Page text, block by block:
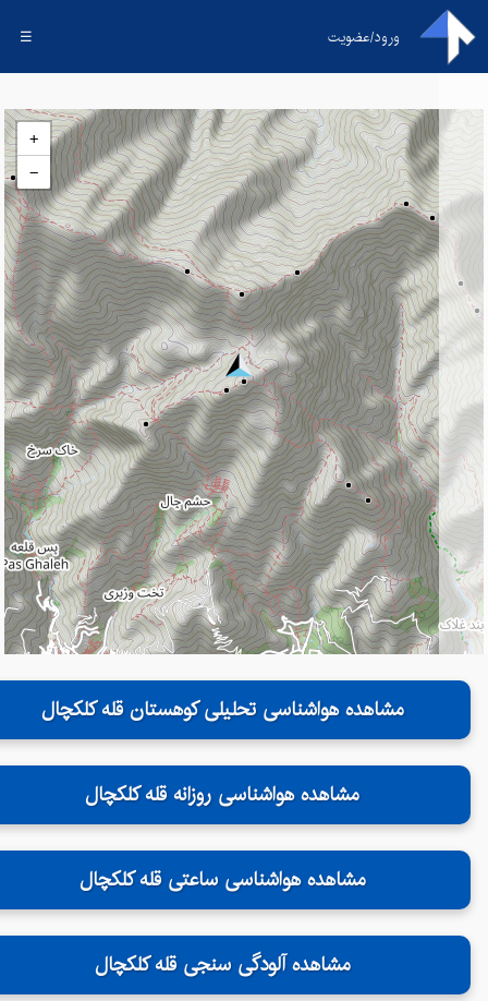
ورود/عضویت ☰
+
−
مشاهده هواشناسی تحلیلی کوهستان قله کلکچال
مشاهده هواشناسی روزانه قله کلکچال
مشاهده هواشناسی ساعتی قله کلکچال
مشاهده آلودگی سنجی قله کلکچال